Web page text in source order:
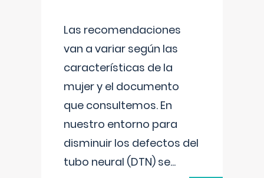
Las recomendaciones
van a variar según las
características de la
mujer y el documento
que consultemos. En
nuestro entorno para
disminuir los defectos del
tubo neural (DTN) se...